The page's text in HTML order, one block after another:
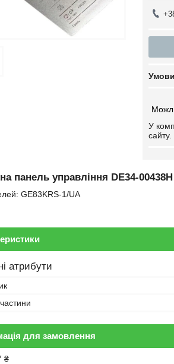
У
сайту.
панель управління DE34-
GE83KRS-1/UA
атрибути
для замовлення
₴